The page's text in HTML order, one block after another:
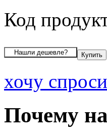
Код
хочу
Почему